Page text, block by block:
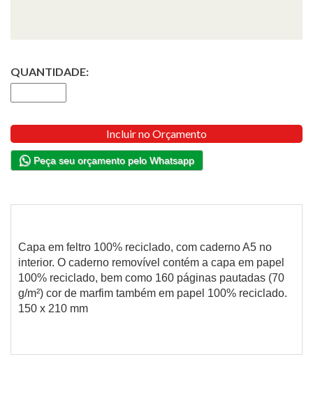
QUANTIDADE:
Incluir no Orçamento
Peça seu orçamento pelo Whatsapp
Capa em feltro 100% reciclado, com caderno A5 no
interior. O caderno removível contém a capa em papel
100% reciclado, bem como 160 páginas pautadas (70
g/m²) cor de marfim também em papel 100% reciclado.
150 x 210 mm